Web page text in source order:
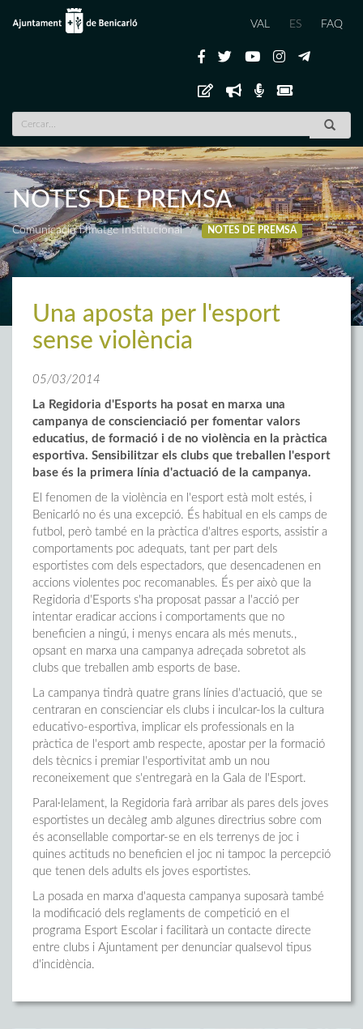
VAL ES FAQ
NOTES DE PREMSA
Comunicació i Imatge Institucional NOTES DE PREMSA
Una aposta per l'esport
sense violència
05/03/2014
La Regidoria d'Esports ha posat en marxa una
campanya de conscienciació per fomentar valors
educatius, de formació i de no violència en la pràctica
esportiva. Sensibilitzar els clubs que treballen l'esport
base és la primera línia d'actuació de la campanya.
El fenomen de la violència en l'esport està molt estés, i
Benicarló no és una excepció. És habitual en els camps de
futbol, però també en la pràctica d'altres esports, assistir a
comportaments poc adequats, tant per part dels
esportistes com dels espectadors, que desencadenen en
accions violentes poc recomanables. És per això que la
Regidoria d'Esports s'ha proposat passar a l'acció per
intentar eradicar accions i comportaments que no
beneficien a ningú, i menys encara als més menuts.,
opsant en marxa una campanya adreçada sobretot als
clubs que treballen amb esports de base.
La campanya tindrà quatre grans línies d'actuació, que se
centraran en conscienciar els clubs i inculcar-los la cultura
educativo-esportiva, implicar els professionals en la
pràctica de l'esport amb respecte, apostar per la formació
dels tècnics i premiar l'esportivitat amb un nou
reconeixement que s'entregarà en la Gala de l'Esport.
Paral·lelament, la Regidoria farà arribar als pares dels joves
esportistes un decàleg amb algunes directrius sobre com
és aconsellable comportar-se en els terrenys de joc i
quines actituds no beneficien el joc ni tampoc la percepció
que tenen dels adults els joves esportistes.
La posada en marxa d'aquesta campanya suposarà també
la modificació dels reglaments de competició en el
programa Esport Escolar i facilitarà un contacte directe
entre clubs i Ajuntament per denunciar qualsevol tipus
d'incidència.